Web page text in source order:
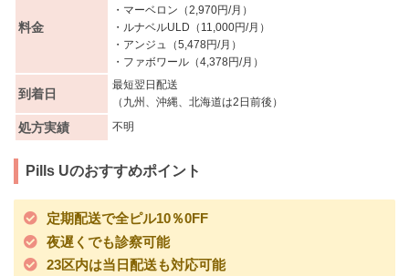
料金
・マーベロン（2,970円/月）
・ルナベルULD（11,000円/月）
・アンジュ（5,478円/月）
・ファボワール（4,378円/月）
到着日
最短翌日配送
（九州、沖縄、北海道は2日前後）
処方実績 不明
Pills Uのおすすめポイント
定期配送で全ピル10％0FF
夜遅くでも診察可能
23区内は当日配送も対応可能